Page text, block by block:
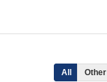
All Other